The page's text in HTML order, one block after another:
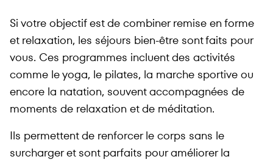
Si votre objectif est de combiner remise en forme
et relaxation, les séjours bien-être sont faits pour
vous. Ces programmes incluent des activités
comme le yoga, le pilates, la marche sportive ou
encore la natation, souvent accompagnées de
moments de relaxation et de méditation.
Ils permettent de renforcer le corps sans le
surcharger et sont parfaits pour améliorer la